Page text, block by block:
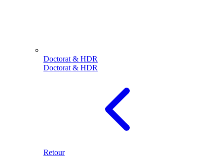
Doctorat & HDR
Doctorat & HDR
Retour